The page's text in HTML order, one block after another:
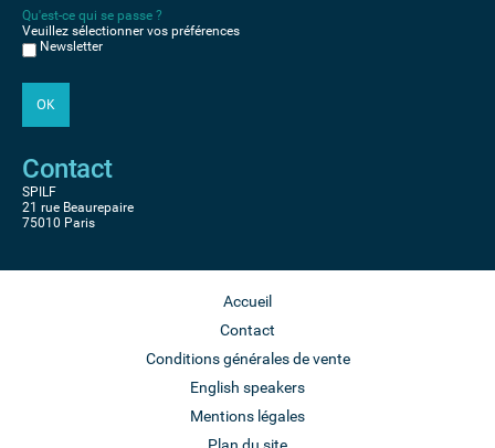
Qu'est-ce qui se passe ?
Veuillez sélectionner vos préférences
Newsletter
Contact
SPILF
21 rue Beaurepaire
75010 Paris
Accueil
Contact
Conditions générales de vente
English speakers
Mentions légales